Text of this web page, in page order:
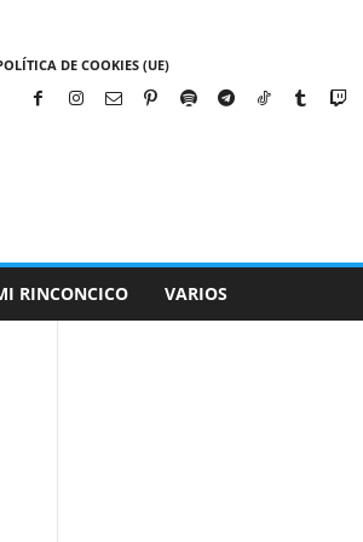
DE COOKIES (UE)
RINCONCICO VARIOS